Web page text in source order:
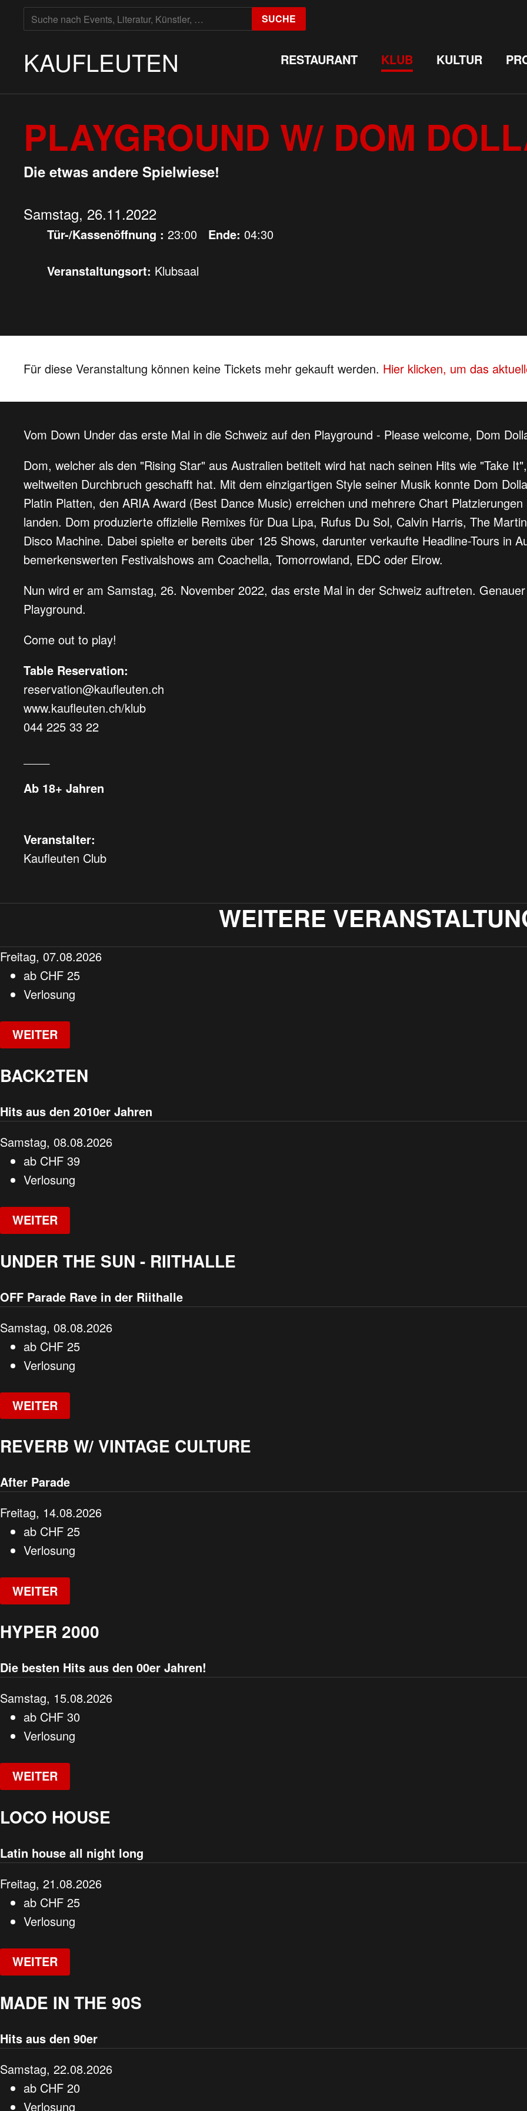
SUCHE
NACH:
SUCHE
KAUFLEUTEN RESTAURANT KLUB KULTUR
PLAYGROUND W/ DOM
Die etwas andere Spielwiese!
Samstag, 26.11.2022
Tür-/Kassenöffnung : 23:00 Ende: 04:30
Veranstaltungsort: Klubsaal
Für diese Veranstaltung können keine Tickets mehr gekauft werden. Hier klicken, um das
Vom Down Under das erste Mal in die Schweiz auf den Playground - Please welcome, Dom
Dom, welcher als den "Rising Star" aus Australien betitelt wird hat nach seinen Hits wie "Take
weltweiten Durchbruch geschafft hat. Mit dem einzigartigen Style seiner Musik konnte Dom
Platin Platten, den ARIA Award (Best Dance Music) erreichen und mehrere Chart
landen. Dom produzierte offizielle Remixes für Dua Lipa, Rufus Du Sol, Calvin Harris, The
Disco Machine. Dabei spielte er bereits über 125 Shows, darunter verkaufte Headline-Tours in
bemerkenswerten Festivalshows am Coachella, Tomorrowland, EDC oder Elrow.
Nun wird er am Samstag, 26. November 2022, das erste Mal in der Schweiz auftreten.
Playground.
Come out to play!
Table Reservation:
reservation@kaufleuten.ch
www.kaufleuten.ch/klub
044 225 33 22
Ab 18+ Jahren
Veranstalter:
Kaufleuten Club
WEITERE
Freitag, 07.08.2026
ab CHF 25
Verlosung
WEITER
BACK2TEN
Hits aus den 2010er Jahren
Samstag, 08.08.2026
ab CHF 39
Verlosung
WEITER
UNDER THE SUN - RIITHALLE
OFF Parade Rave in der Riithalle
Samstag, 08.08.2026
ab CHF 25
Verlosung
WEITER
REVERB W/ VINTAGE CULTURE
After Parade
Freitag, 14.08.2026
ab CHF 25
Verlosung
WEITER
HYPER 2000
Die besten Hits aus den 00er Jahren!
Samstag, 15.08.2026
ab CHF 30
Verlosung
WEITER
LOCO HOUSE
Latin house all night long
Freitag, 21.08.2026
ab CHF 25
Verlosung
WEITER
MADE IN THE 90S
Hits aus den 90er
Samstag, 22.08.2026
ab CHF 20
Verlosung